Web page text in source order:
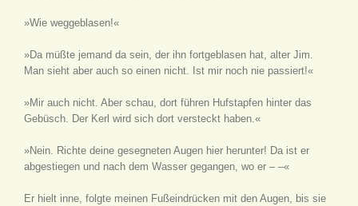
»Wie weggeblasen!«
»Da müßte jemand da sein, der ihn fortgeblasen hat, alter Jim.
Man sieht aber auch so einen nicht. Ist mir noch nie passiert!«
»Mir auch nicht. Aber schau, dort führen Hufstapfen hinter das
Gebüsch. Der Kerl wird sich dort versteckt haben.«
»Nein. Richte deine gesegneten Augen hier herunter! Da ist er
abgestiegen und nach dem Wasser gegangen, wo er – –«
Er hielt inne, folgte meinen Fußeindrücken mit den Augen, bis sie